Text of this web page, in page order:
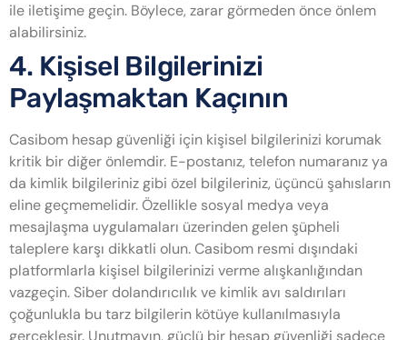
ile iletişime geçin. Böylece, zarar görmeden önce önlem
alabilirsiniz.
4. Kişisel Bilgilerinizi
Paylaşmaktan Kaçının
Casibom hesap güvenliği için kişisel bilgilerinizi korumak
kritik bir diğer önlemdir. E-postanız, telefon numaranız ya
da kimlik bilgileriniz gibi özel bilgileriniz, üçüncü şahısların
eline geçmemelidir. Özellikle sosyal medya veya
mesajlaşma uygulamaları üzerinden gelen şüpheli
taleplere karşı dikkatli olun. Casibom resmi dışındaki
platformlarla kişisel bilgilerinizi verme alışkanlığından
vazgeçin. Siber dolandırıcılık ve kimlik avı saldırıları
çoğunlukla bu tarz bilgilerin kötüye kullanılmasıyla
gerçekleşir. Unutmayın, güçlü bir hesap güvenliği sadece